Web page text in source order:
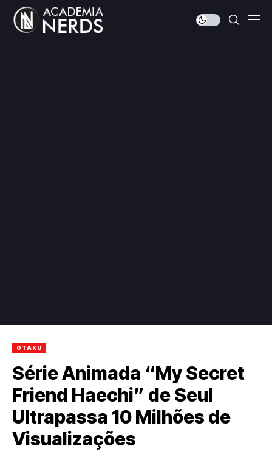
OTAKU
Série Animada “My Secret
Friend Haechi” de Seul
Ultrapassa 10 Milhões de
Visualizações